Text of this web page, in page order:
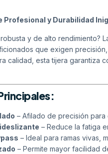
Profesional y Durabilidad
y de alto rendimiento?
que exigen
calidad, esta tijera garantiza
– Afilado de precisión
– Reduce la fatiga
– Ideal para ramas vivas,
– Permite mayor facilidad